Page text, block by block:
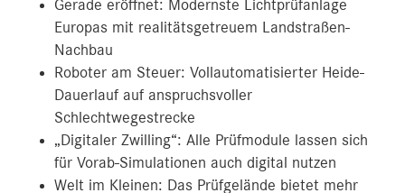
Gerade eröffnet: Modernste Lichtprüfanlage
Europas mit realitätsgetreuem Landstraßen-
Nachbau
Roboter am Steuer: Vollautomatisierter Heide-
Dauerlauf auf anspruchsvoller
Schlechtwegestrecke
„Digitaler Zwilling“: Alle Prüfmodule lassen sich
für Vorab-Simulationen auch digital nutzen
Welt im Kleinen: Das Prüfgelände bietet mehr